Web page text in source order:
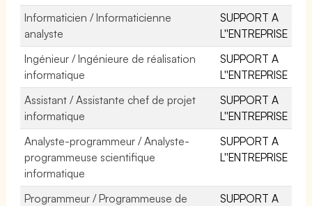
Informaticien / Informaticienne
analyste
SUPPORT A
L''ENTREPRISE
Ingénieur / Ingénieure de réalisation
informatique
SUPPORT A
L''ENTREPRISE
Assistant / Assistante chef de projet
informatique
SUPPORT A
L''ENTREPRISE
Analyste-programmeur / Analyste-
programmeuse scientifique
informatique
SUPPORT A
L''ENTREPRISE
Programmeur / Programmeuse de
SUPPORT A